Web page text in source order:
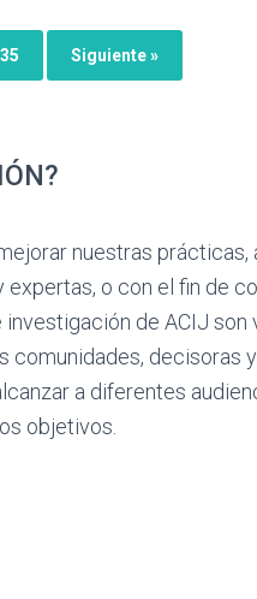
35 Siguiente »
nuestras
o con el fin de
de ACIJ son
comunidades, decisoras
a diferentes
objetivos.